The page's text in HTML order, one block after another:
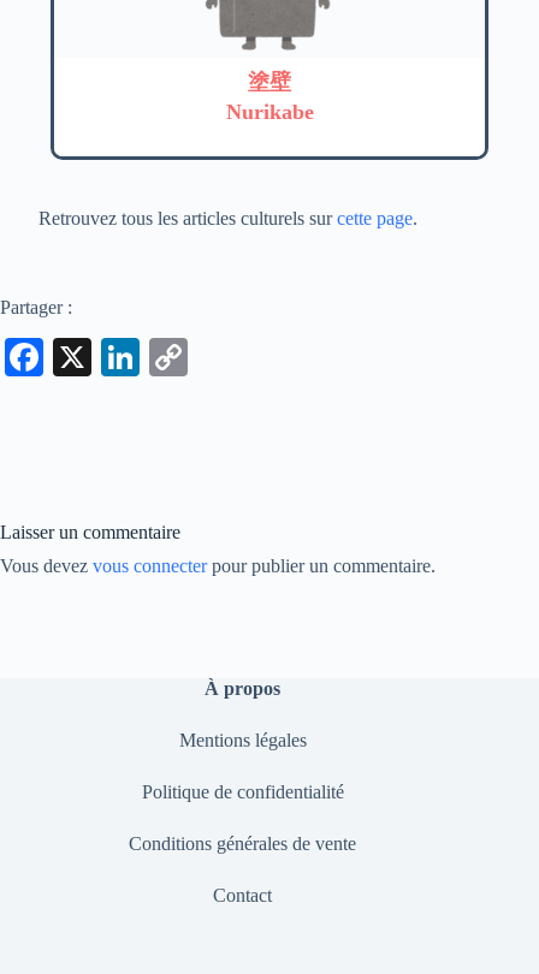
塗壁
Nurikabe
Retrouvez tous les articles culturels surcette page.
Partager :
Fa
X
Li
Laisser un commentaire
Vous devez vous connecterpour publier un commentaire.
À propos
Mentions légales
Politique de confidentialité
Conditions générales de vente
Contact